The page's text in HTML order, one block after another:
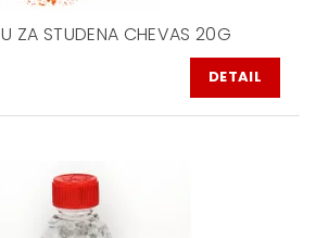
ZA STUDENA CHEVAS 20G
DETAIL